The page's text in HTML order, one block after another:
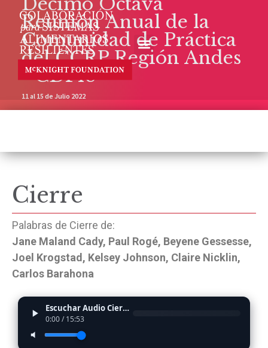
Reunión Anual de la
Comunidad de Práctica
del CCRP Región Andes
- CDP18
11 al 15 de Julio 2022
Cierre
Palabras de Cierre de:
Jane Maland Cady, Paul Rogé, Beyene Gessesse,
Joel Krogstad, Kelsey Johnson, Claire Nicklin,
Carlos Barahona
Escuchar Audio Cierre
0:00/15:53